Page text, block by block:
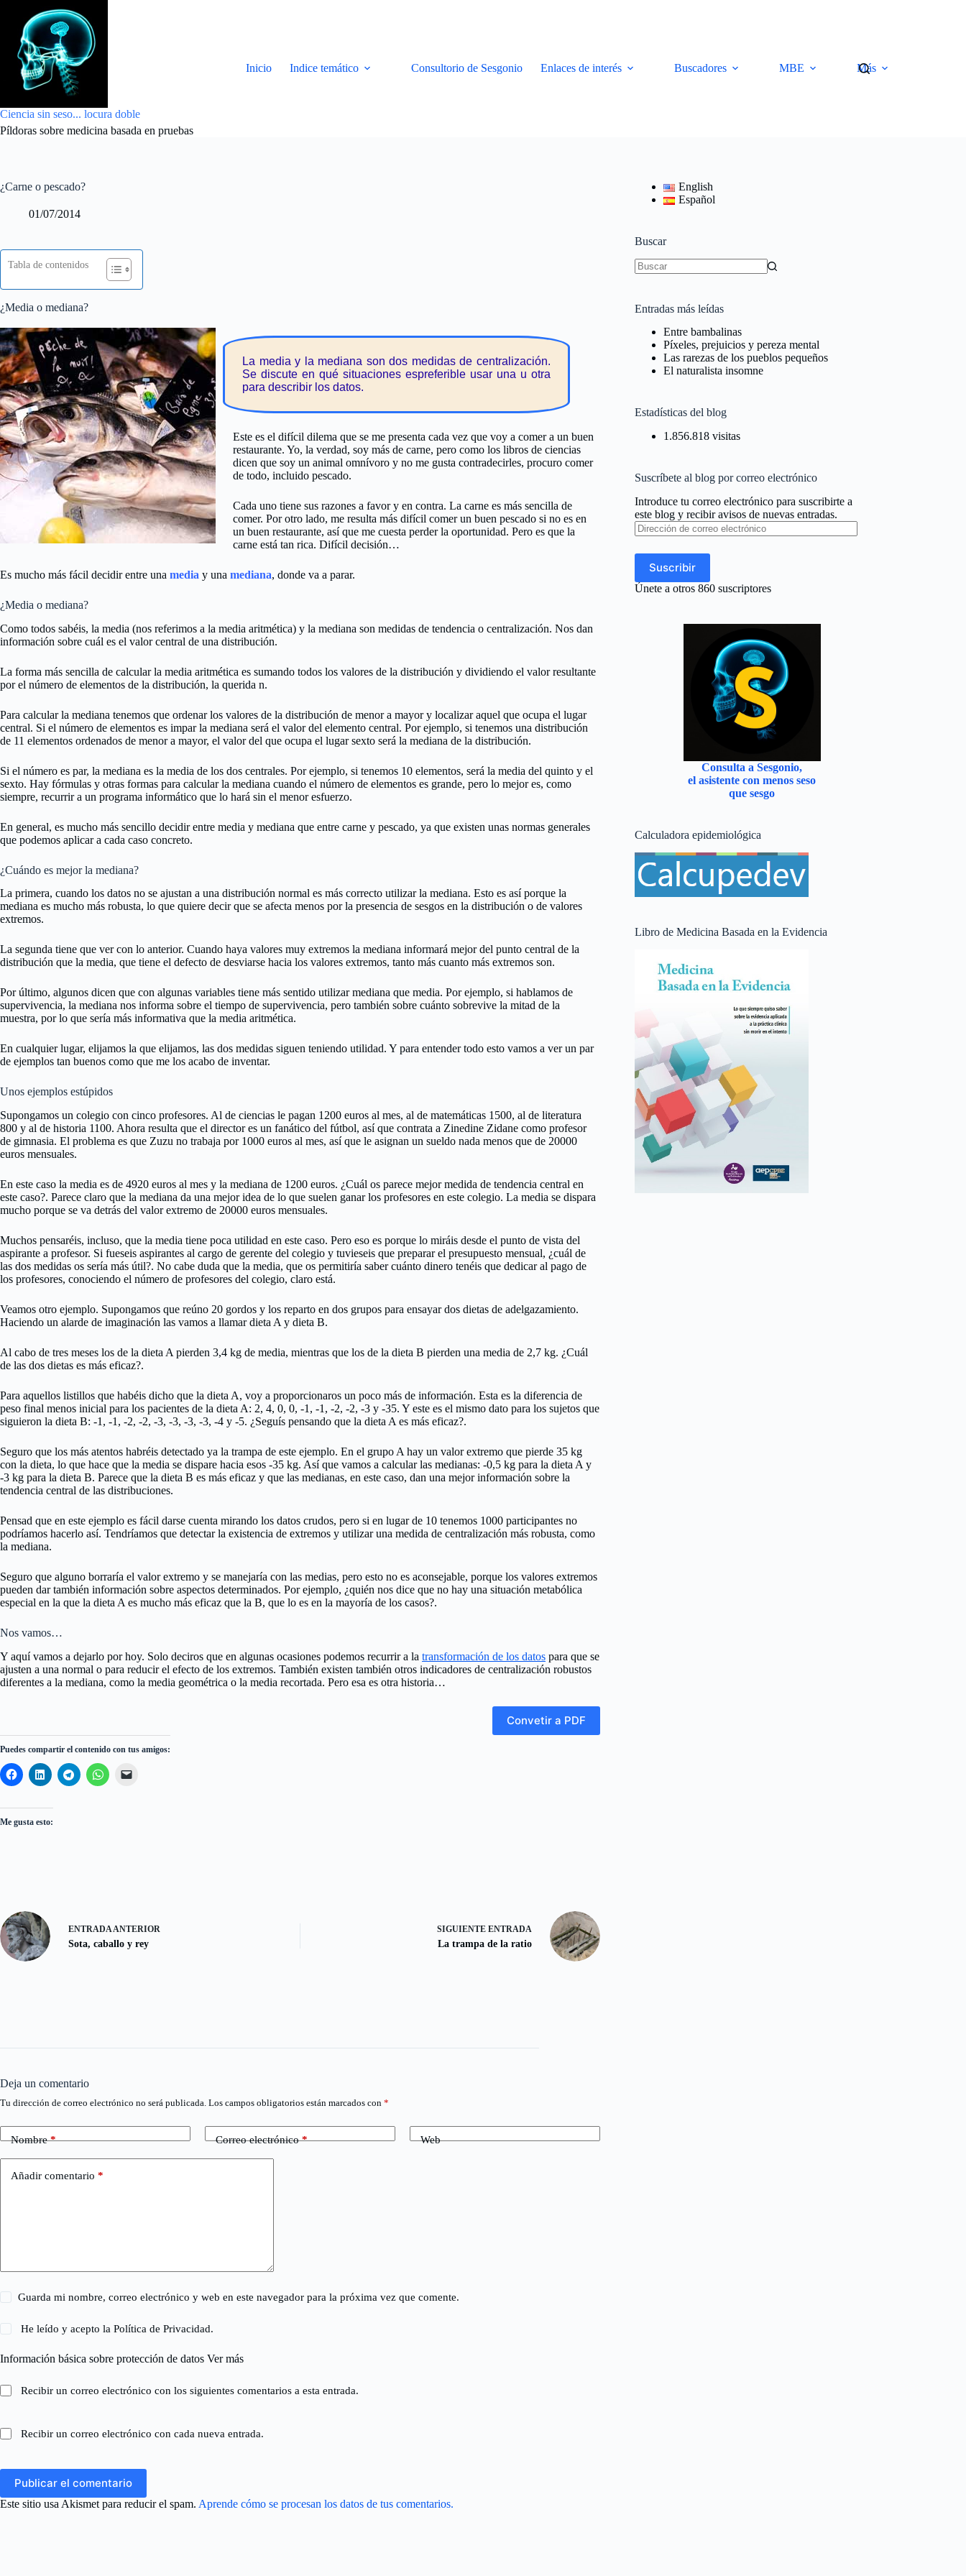
contenido
Ciencia sin seso... locura doble
Píldoras sobre medicina basada en pruebas
Inicio Indice temático Consultorio de Sesgonio Enlaces de interés Buscadores MBE Más
¿Carne o pescado?
01/07/2014
Tabla de contenidos
¿Media o mediana?
La media y la mediana son dos medidas de centralización.
Se discute en qué situaciones espreferible usar una u otra
para describir los datos.
Este es el difícil dilema que se me presenta cada vez que voy a comer a un buen
restaurante. Yo, la verdad, soy más de carne, pero como los libros de ciencias
dicen que soy un animal omnívoro y no me gusta contradecirles, procuro comer
de todo, incluido pescado.
Cada uno tiene sus razones a favor y en contra. La carne es más sencilla de
comer. Por otro lado, me resulta más difícil comer un buen pescado si no es en
un buen restaurante, así que me cuesta perder la oportunidad. Pero es que la
carne está tan rica. Difícil decisión…
Es mucho más fácil decidir entre una media y una mediana, donde va a parar.
¿Media o mediana?
Como todos sabéis, la media (nos referimos a la media aritmética) y la mediana son medidas de tendencia o centralización. Nos dan
información sobre cuál es el valor central de una distribución.
La forma más sencilla de calcular la media aritmética es sumando todos los valores de la distribución y dividiendo el valor resultante
por el número de elementos de la distribución, la querida n.
Para calcular la mediana tenemos que ordenar los valores de la distribución de menor a mayor y localizar aquel que ocupa el lugar
central. Si el número de elementos es impar la mediana será el valor del elemento central. Por ejemplo, si tenemos una distribución
de 11 elementos ordenados de menor a mayor, el valor del que ocupa el lugar sexto será la mediana de la distribución.
Si el número es par, la mediana es la media de los dos centrales. Por ejemplo, si tenemos 10 elementos, será la media del quinto y el
sexto. Hay fórmulas y otras formas para calcular la mediana cuando el número de elementos es grande, pero lo mejor es, como
siempre, recurrir a un programa informático que lo hará sin el menor esfuerzo.
En general, es mucho más sencillo decidir entre media y mediana que entre carne y pescado, ya que existen unas normas generales
que podemos aplicar a cada caso concreto.
¿Cuándo es mejor la mediana?
La primera, cuando los datos no se ajustan a una distribución normal es más correcto utilizar la mediana. Esto es así porque la
mediana es mucho más robusta, lo que quiere decir que se afecta menos por la presencia de sesgos en la distribución o de valores
extremos.
La segunda tiene que ver con lo anterior. Cuando haya valores muy extremos la mediana informará mejor del punto central de la
distribución que la media, que tiene el defecto de desviarse hacia los valores extremos, tanto más cuanto más extremos son.
Por último, algunos dicen que con algunas variables tiene más sentido utilizar mediana que media. Por ejemplo, si hablamos de
supervivencia, la mediana nos informa sobre el tiempo de supervivencia, pero también sobre cuánto sobrevive la mitad de la
muestra, por lo que sería más informativa que la media aritmética.
En cualquier lugar, elijamos la que elijamos, las dos medidas siguen teniendo utilidad. Y para entender todo esto vamos a ver un par
de ejemplos tan buenos como que me los acabo de inventar.
Unos ejemplos estúpidos
Supongamos un colegio con cinco profesores. Al de ciencias le pagan 1200 euros al mes, al de matemáticas 1500, al de literatura
800 y al de historia 1100. Ahora resulta que el director es un fanático del fútbol, así que contrata a Zinedine Zidane como profesor
de gimnasia. El problema es que Zuzu no trabaja por 1000 euros al mes, así que le asignan un sueldo nada menos que de 20000
euros mensuales.
En este caso la media es de 4920 euros al mes y la mediana de 1200 euros. ¿Cuál os parece mejor medida de tendencia central en
este caso?. Parece claro que la mediana da una mejor idea de lo que suelen ganar los profesores en este colegio. La media se dispara
mucho porque se va detrás del valor extremo de 20000 euros mensuales.
Muchos pensaréis, incluso, que la media tiene poca utilidad en este caso. Pero eso es porque lo miráis desde el punto de vista del
aspirante a profesor. Si fueseis aspirantes al cargo de gerente del colegio y tuvieseis que preparar el presupuesto mensual, ¿cuál de
las dos medidas os sería más útil?. No cabe duda que la media, que os permitiría saber cuánto dinero tenéis que dedicar al pago de
los profesores, conociendo el número de profesores del colegio, claro está.
Veamos otro ejemplo. Supongamos que reúno 20 gordos y los reparto en dos grupos para ensayar dos dietas de adelgazamiento.
Haciendo un alarde de imaginación las vamos a llamar dieta A y dieta B.
Al cabo de tres meses los de la dieta A pierden 3,4 kg de media, mientras que los de la dieta B pierden una media de 2,7 kg. ¿Cuál
de las dos dietas es más eficaz?.
Para aquellos listillos que habéis dicho que la dieta A, voy a proporcionaros un poco más de información. Esta es la diferencia de
peso final menos inicial para los pacientes de la dieta A: 2, 4, 0, 0, -1, -1, -2, -2, -3 y -35. Y este es el mismo dato para los sujetos que
siguieron la dieta B: -1, -1, -2, -2, -3, -3, -3, -3, -4 y -5. ¿Seguís pensando que la dieta A es más eficaz?.
Seguro que los más atentos habréis detectado ya la trampa de este ejemplo. En el grupo A hay un valor extremo que pierde 35 kg
con la dieta, lo que hace que la media se dispare hacia esos -35 kg. Así que vamos a calcular las medianas: -0,5 kg para la dieta A y
-3 kg para la dieta B. Parece que la dieta B es más eficaz y que las medianas, en este caso, dan una mejor información sobre la
tendencia central de las distribuciones.
Pensad que en este ejemplo es fácil darse cuenta mirando los datos crudos, pero si en lugar de 10 tenemos 1000 participantes no
podríamos hacerlo así. Tendríamos que detectar la existencia de extremos y utilizar una medida de centralización más robusta, como
la mediana.
Seguro que alguno borraría el valor extremo y se manejaría con las medias, pero esto no es aconsejable, porque los valores extremos
pueden dar también información sobre aspectos determinados. Por ejemplo, ¿quién nos dice que no hay una situación metabólica
especial en la que la dieta A es mucho más eficaz que la B, que lo es en la mayoría de los casos?.
Nos vamos…
Y aquí vamos a dejarlo por hoy. Solo deciros que en algunas ocasiones podemos recurrir a la transformación de los datos para que se
ajusten a una normal o para reducir el efecto de los extremos. También existen también otros indicadores de centralización robustos
diferentes a la mediana, como la media geométrica o la media recortada. Pero esa es otra historia…
Convetir a PDF
Puedes compartir el contenido con tus amigos:
Me gusta esto:
ENTRADAANTERIOR
Sota, caballo y rey
SIGUIENTE ENTRADA
La trampa de la ratio
English
Español
Buscar
Entradas más leídas
Entre bambalinas
Píxeles, prejuicios y pereza mental
Las rarezas de los pueblos pequeños
El naturalista insomne
Estadísticas del blog
1.856.818 visitas
Suscríbete al blog por correo electrónico
Introduce tu correo electrónico para suscribirte a
este blog y recibir avisos de nuevas entradas.
Dirección
de
electrónico
Suscribir
Únete a otros 860 suscriptores
Consulta a Sesgonio,
el asistente con menos seso
que sesgo
Calculadora epidemiológica
Libro de Medicina Basada en la Evidencia
Deja un comentario
Tu dirección de correo electrónico no será publicada. Los campos obligatorios están marcados con *
Nombre* Correo electrónico* Web
Añadir comentario *
Guarda mi nombre, correo electrónico y web en este navegador para la próxima vez que comente.
He leído y acepto laPolítica de Privacidad.
Información básica sobre protección de datos Ver más
Recibir un correo electrónico con los siguientes comentarios a esta entrada.
Recibir un correo electrónico con cada nueva entrada.
Publicar el comentario
Este sitio usa Akismet para reducir el spam. Aprende cómo se procesan los datos de tus comentarios.